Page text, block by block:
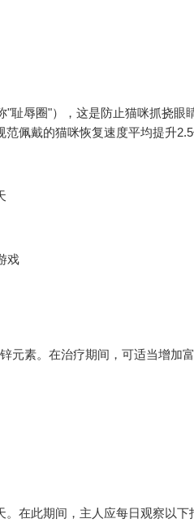
"耻辱圈"），这是防止猫咪抓挠
佩戴的猫咪恢复速度平均提升2.5
戏
元素。在治疗期间，可适当增加
在此期间，主人应每日观察以下